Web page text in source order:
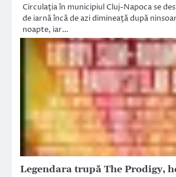
Circulaţia în municipiul Cluj-Napoca se
de iarnă încă de azi dimineaţă după
noapte, iar…
Legendara trupă The Prodigy,